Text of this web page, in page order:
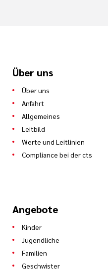
Über uns
Über uns
Anfahrt
Allgemeines
Leitbild
Werte und Leitlinien
Compliance bei der cts
Angebote
Kinder
Jugendliche
Familien
Geschwister